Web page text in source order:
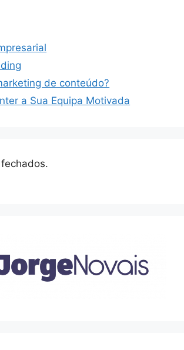
de conteúdo?
a Sua Equipa Motivada